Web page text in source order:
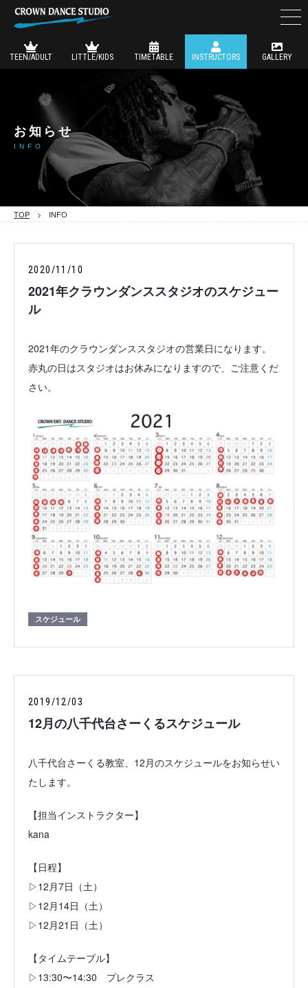
TEEN/ADULT LITTLE/KIDS TIMETABLE INSTRUCTORS GALLERY
お知らせ
INFO
TOP > INFO
2020/11/10
2021年クラウンダンススタジオのスケジュー
ル
2021年のクラウンダンススタジオの営業日になります。
赤丸の日はスタジオはお休みになりますので、ご注意くだ
さい。
スケジュール
2019/12/03
12月の八千代台さーくるスケジュール
八千代台さーくる教室、12月のスケジュールをお知らせい
たします。
【担当インストラクター】
kana
【日程】
▷12月7日（土）
▷12月14日（土）
▷12月21日（土）
【タイムテーブル】
▷13:30〜14:30 プレクラス